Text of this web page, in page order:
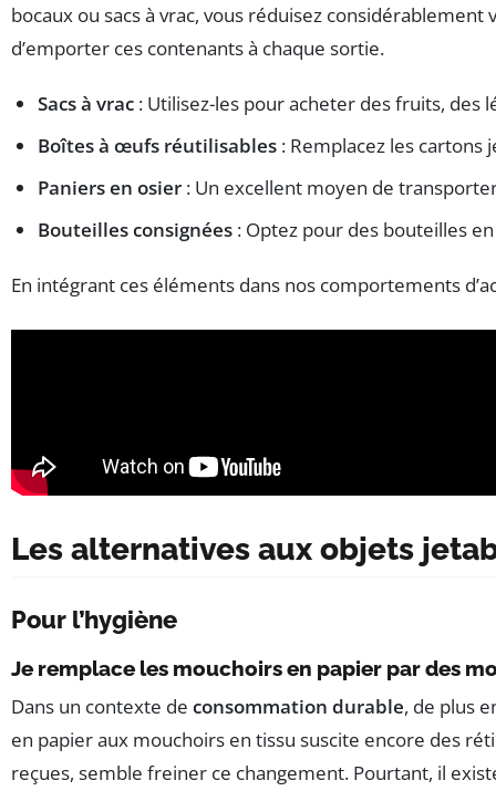
bocaux ou sacs à vrac, vous réduisez
d’emporter ces contenants à chaque sortie.
Sacs à vrac : Utilisez-les pour acheter des fruits, des
Boîtes à œufs réutilisables : Remplacez les cartons
Paniers en osier : Un excellent moyen de
Bouteilles consignées : Optez pour des bouteilles
En intégrant ces éléments dans nos comportements
Les alternatives aux objets
Pour l’hygiène
Je remplace les mouchoirs en papier par des
Dans un contexte de consommation durable, de plus
en papier aux mouchoirs en tissu suscite encore des
reçues, semble freiner ce changement. Pourtant, il